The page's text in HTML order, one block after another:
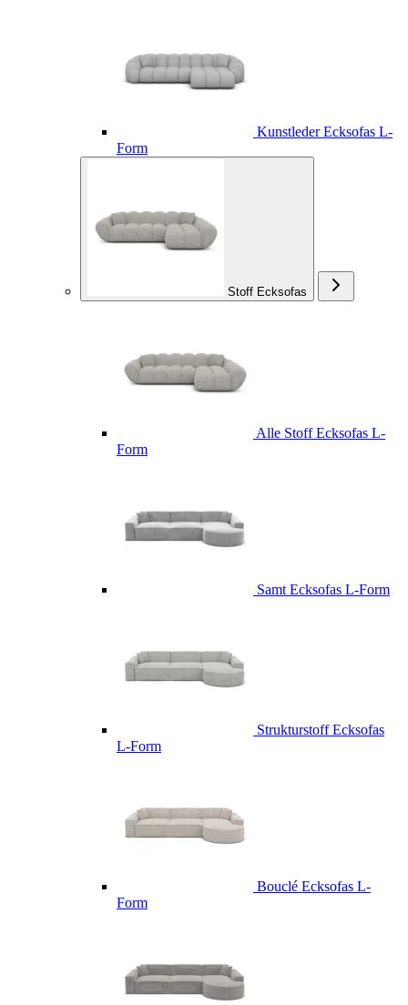
Kunstleder Ecksofas L-
Form
Stoff Ecksofas
Alle Stoff Ecksofas L-
Form
Samt Ecksofas L-Form
Strukturstoff Ecksofas
L-Form
Bouclé Ecksofas L-
Form